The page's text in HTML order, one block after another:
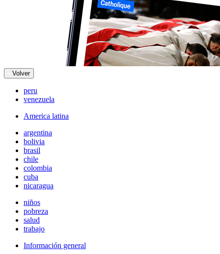
Volver
peru
venezuela
America latina
argentina
bolivia
brasil
chile
colombia
cuba
nicaragua
niños
pobreza
salud
trabajo
Información general